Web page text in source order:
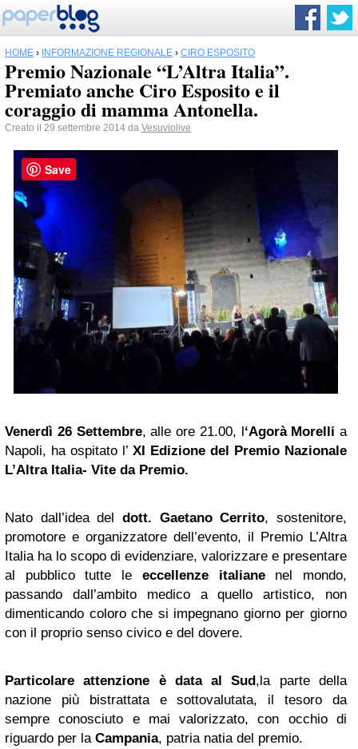
HOME › INFORMAZIONE REGIONALE › CIRO ESPOSITO
Premio Nazionale “L’Altra Italia”.
Premiato anche Ciro Esposito e il
coraggio di mamma Antonella.
Creato il 29 settembre 2014 da Vesuviolive
Venerdì 26 Settembre, alle ore 21.00, l‘Agorà Morelli a
Napoli, ha ospitato l’ XI Edizione del Premio Nazionale
L’Altra Italia- Vite da Premio.
Nato dall’idea del dott. Gaetano Cerrito, sostenitore,
promotore e organizzatore dell’evento, il Premio L’Altra
Italia ha lo scopo di evidenziare, valorizzare e presentare
al pubblico tutte le eccellenze italianenel mondo,
passando dall’ambito medico a quello artistico, non
dimenticando coloro che si impegnano giorno per giorno
con il proprio senso civico e del dovere.
Particolare attenzione è data al Sud,la parte della
nazione più bistrattata e sottovalutata, il tesoro da
sempre conosciuto e mai valorizzato, con occhio di
riguardo per la Campania, patria natia del premio.
Save